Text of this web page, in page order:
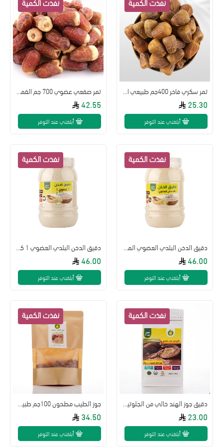
25.30
أبلغني عند التوفر
42.55
أبلغني عند التوفر
46.00
أبلغني عند التوفر
46.00
أبلغني عند التوفر
23.00
أبلغني عند التوفر
34.50
أبلغني عند التوفر